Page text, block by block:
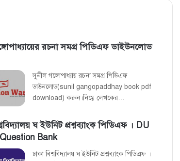
রচনা সমগ্র পিডিএফ ডাইউনলোড
সুনীল গঙ্গোপাধ্যায় রচনা সমগ্র পিডিএফ
ডাউনলোড(sunil gangopaddhay book pdf
download) করুন।নিম্নে লেখকের…
ঘ ইউনিট প্রশ্নব্যাংক পিডিএফ । DU
Bank
ঢাকা বিশ্ববিদ্যালয় ঘ ইউনিট প্রশ্নব্যাংক পিডিএফ ।